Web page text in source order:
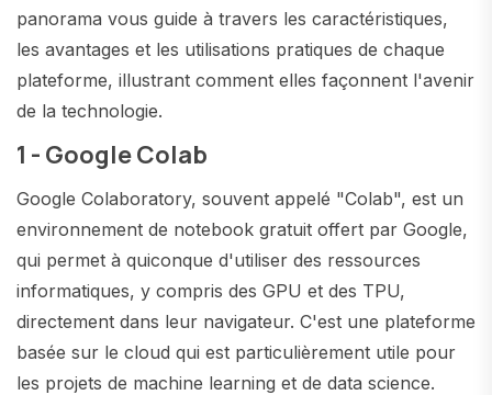
panorama vous guide à travers les caractéristiques,
les avantages et les utilisations pratiques de chaque
plateforme, illustrant comment elles façonnent l'avenir
de la technologie.
1 - Google Colab
Google Colaboratory, souvent appelé "Colab", est un
environnement de notebook gratuit offert par Google,
qui permet à quiconque d'utiliser des ressources
informatiques, y compris des GPU et des TPU,
directement dans leur navigateur. C'est une plateforme
basée sur le cloud qui est particulièrement utile pour
les projets de machine learning et de data science.